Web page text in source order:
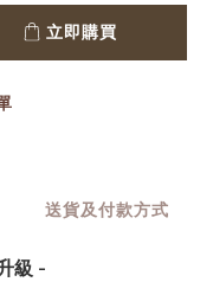
立即購買
送貨及付款方式
級 -